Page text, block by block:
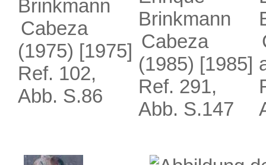
Brinkmann
Cabeza
(1975) [1975]
Ref. 102,
Abb. S.86
Brinkmann
Cabeza
(1985) [1985]
Ref. 291,
Abb. S.147